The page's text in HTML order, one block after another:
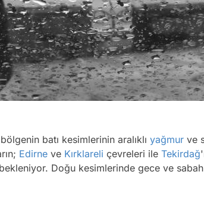
batı kesimlerinin aralıklı yağmur ve
Edirne ve Kırklareli çevreleri ile Tekirdağ
Doğu kesimlerinde gece ve